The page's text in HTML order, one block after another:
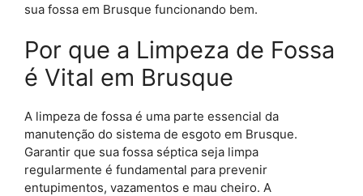
sua fossa em Brusque funcionando bem.
Por que a Limpeza de Fossa
é Vital em Brusque
A limpeza de fossa é uma parte essencial da
manutenção do sistema de esgoto em Brusque.
Garantir que sua fossa séptica seja limpa
regularmente é fundamental para prevenir
entupimentos, vazamentos e mau cheiro. A